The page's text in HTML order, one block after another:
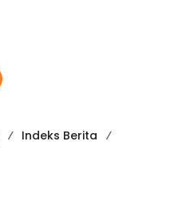
Indeks Berita